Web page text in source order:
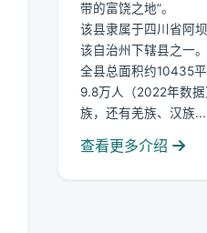
带的富饶之地”。
该县隶属于四川省阿
该自治州下辖县之一。
全县总面积约10435
9.8万人（2022年数
族，还有羌族、汉族...
查看更多介绍